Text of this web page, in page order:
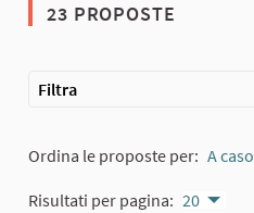
23 PROPOSTE
Filtra
Ordina le proposte per: A caso
Risultati per pagina: 20